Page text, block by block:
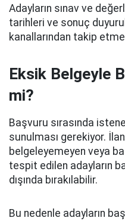
Adayların sınav ve
tarihleri ve sonuç
kanallarından takip
Eksik Belgeyle
mi?
Başvuru sırasında
sunulması gerekiyor.
belgeleyemeyen veya
tespit edilen adayların
dışında bırakılabilir.
Bu nedenle adayların